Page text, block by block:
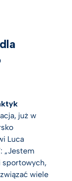
już w
Luca
„Jestem
sportowych,
wiele